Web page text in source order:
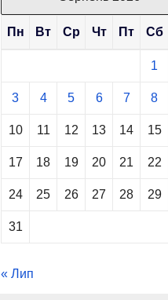
Пн Вт Ср Чт Пт Сб
1
3 4 5 6 7 8
10 11 12 13 14 15
17 18 19 20 21 22
24 25 26 27 28 29
31
« Лип